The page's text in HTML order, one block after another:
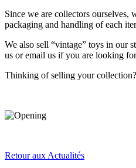
Since we are collectors ourselves,
packaging and handling of each
We also sell “vintage” toys in our
us or email us if you are looking
Thinking of selling your
Retour aux Actualités